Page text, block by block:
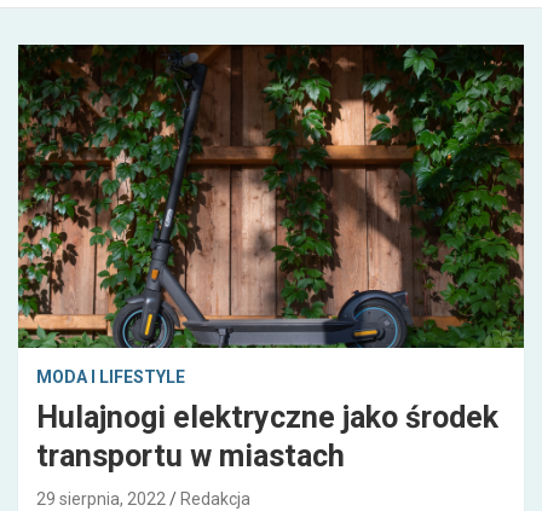
MODA I LIFESTYLE
Hulajnogi elektryczne jako środek
transportu w miastach
29 sierpnia, 2022 Redakcja